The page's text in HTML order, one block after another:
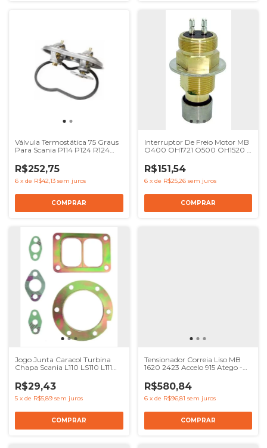
Válvula Termostática 75 Graus
Para Scania P114 P124 R124
R$252,75
6 x de R$42,13 sem juros
Interruptor De Freio Motor MB
O400 OH1721 O500 OH1520 -
R$151,54
6 x de R$25,26 sem juros
Jogo Junta Caracol Turbina
Chapa Scania L110 LS110 L111
149069X
R$29,43
5 x de R$5,89 sem juros
Tensionador Correia Liso MB
1620 2423 Accelo 915 Atego -
R$580,84
6 x de R$96,81 sem juros